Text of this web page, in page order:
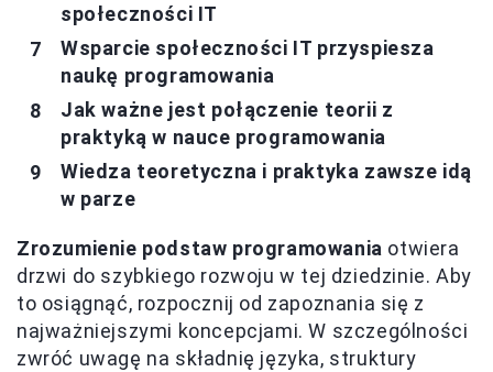
społeczności IT
Wsparcie społeczności IT przyspiesza
naukę programowania
Jak ważne jest połączenie teorii z
praktyką w nauce programowania
Wiedza teoretyczna i praktyka zawsze idą
w parze
Zrozumienie podstaw programowania otwiera
drzwi do szybkiego rozwoju w tej dziedzinie. Aby
to osiągnąć, rozpocznij od zapoznania się z
najważniejszymi koncepcjami. W szczególności
zwróć uwagę na składnię języka, struktury